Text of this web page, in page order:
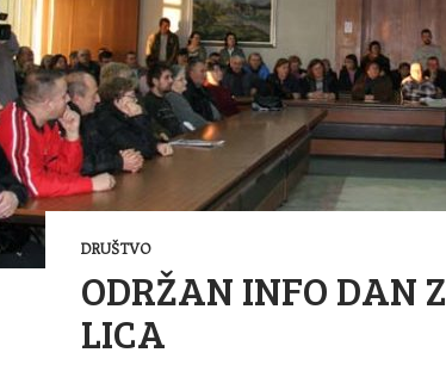
DRUŠTVO
ODRŽAN INFO DAN
LICA